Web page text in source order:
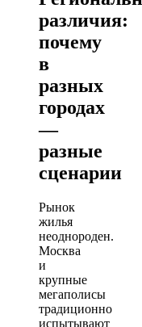
различия:
почему
в
разных
городах
—
разные
сценарии
Рынок
жилья
неоднороден.
Москва
и
крупные
мегаполисы
традиционно
испытывают